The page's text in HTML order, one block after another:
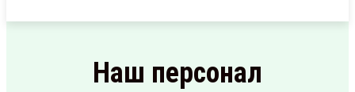
Наш персонал